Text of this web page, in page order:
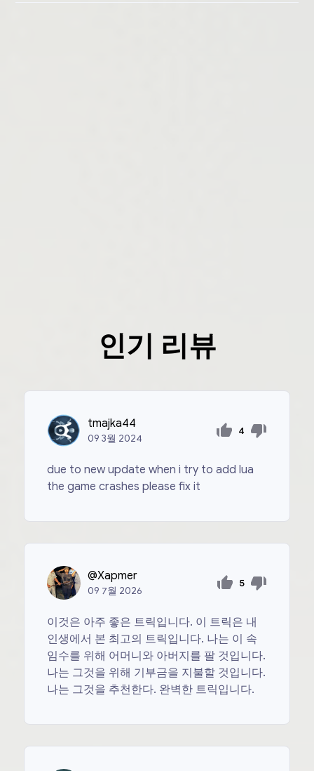
인기 리뷰
tmajka44
093월 2024
4
due to new update when i try to add lua
the game crashes please fix it
@Xapmer
09 7월 2026
5
이것은 아주 좋은 트릭입니다. 이 트릭은 내
인생에서 본 최고의 트릭입니다. 나는 이 속
임수를 위해 어머니와 아버지를 팔 것입니다.
나는 그것을 위해 기부금을 지불할 것입니다.
나는 그것을 추천한다. 완벽한 트릭입니다.